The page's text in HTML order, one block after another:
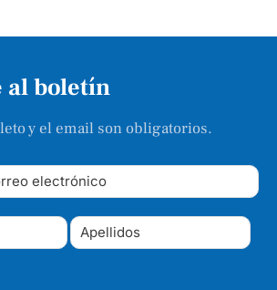
al boletín
y el email son obligatorios.